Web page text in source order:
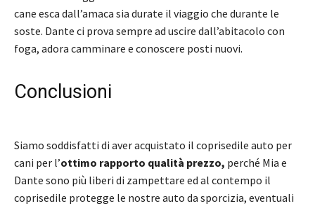
cane esca dall’amaca sia durate il viaggio che durante le
soste. Dante ci prova sempre ad uscire dall’abitacolo con
foga, adora camminare e conoscere posti nuovi.
Conclusioni
Siamo soddisfatti di aver acquistato il coprisedile auto per
cani per l’ottimo rapporto qualità prezzo, perché Mia e
Dante sono più liberi di zampettare ed al contempo il
coprisedile protegge le nostre auto da sporcizia, eventuali